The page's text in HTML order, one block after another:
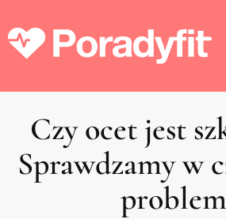
Czy ocet jest
Sprawdzamy w